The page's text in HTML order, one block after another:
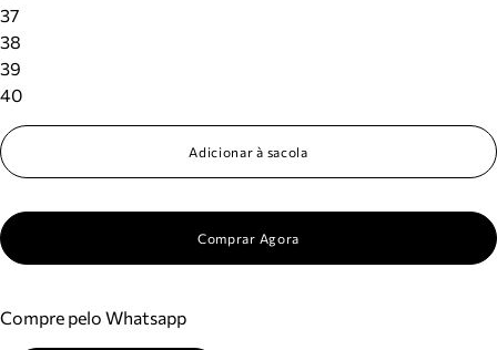
37
38
39
40
Adicionar à sacola
Comprar Agora
Compre pelo Whatsapp